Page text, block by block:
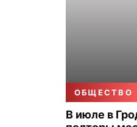
ОБЩЕСТВО
В июле в